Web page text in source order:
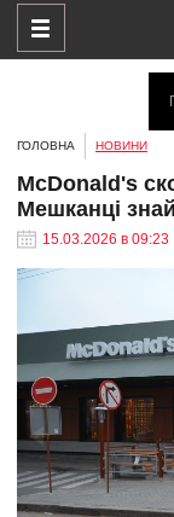
ГОЛОВНА НОВИНИ
McDonald's
Мешканці
15.03.2026 в 09:23